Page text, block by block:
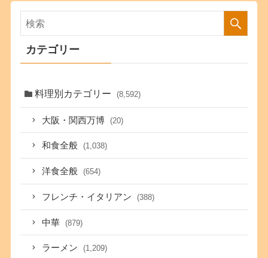
カテゴリー
料理別カテゴリー (8,592)
大阪・関西万博 (20)
和食全般 (1,038)
洋食全般 (654)
フレンチ・イタリアン (388)
中華 (879)
ラーメン (1,209)